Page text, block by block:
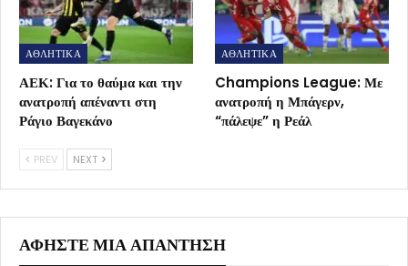
ΑΘΛΗΤΙΚΑ
ΑΕΚ: Για το θαύμα και την
ανατροπή απέναντι στη
Ράγιο Βαγεκάνο
ΑΘΛΗΤΙΚΑ
Champions League: Με
ανατροπή η Μπάγερν,
“πάλεψε” η Ρεάλ
PREV NEXT
ΑΦΉΣΤΕ ΜΙΑ ΑΠΆΝΤΗΣΗ